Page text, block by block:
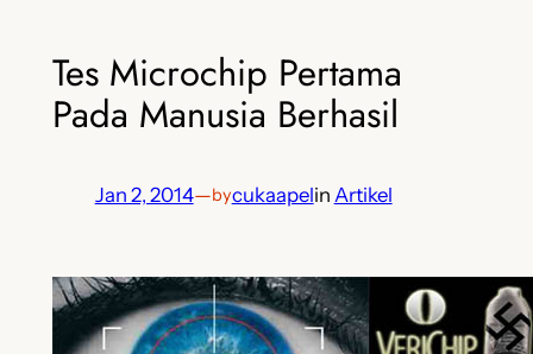
Tes Microchip Pertama
Pada Manusia Berhasil
Jan 2, 2014—bycukaapelin Artikel